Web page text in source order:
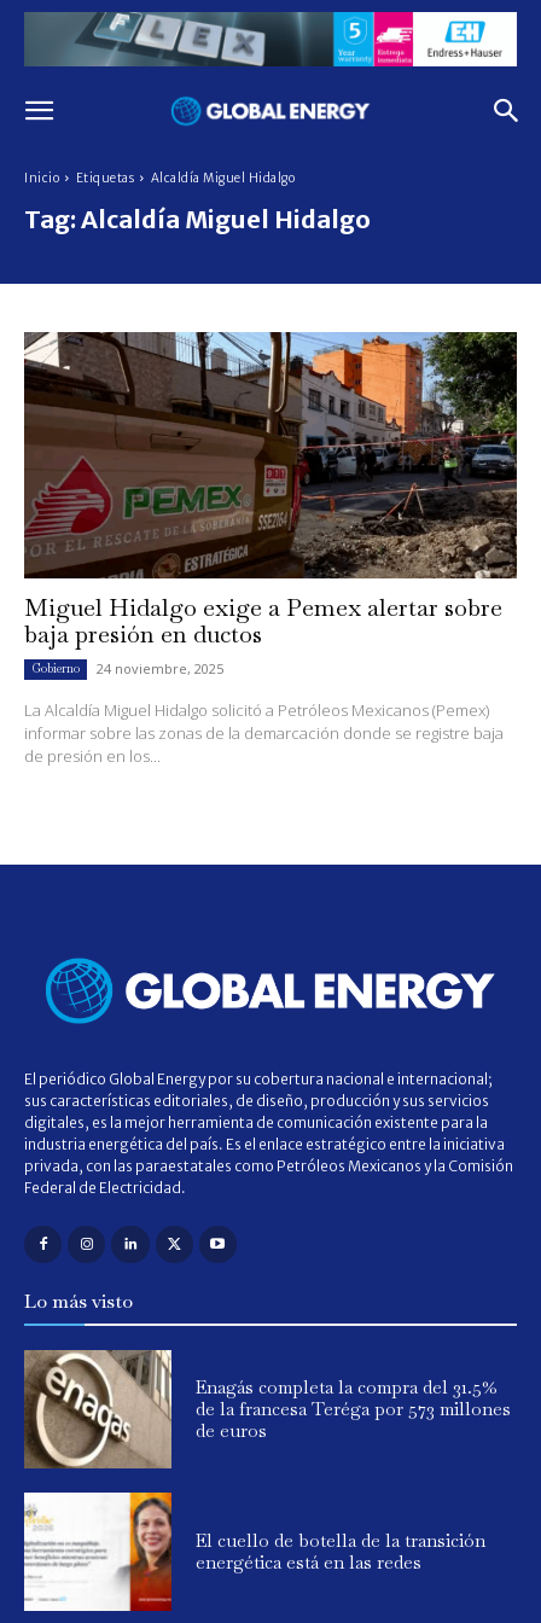
Inicio Etiquetas Alcaldía Miguel Hidalgo
Tag: Alcaldía Miguel Hidalgo
Miguel Hidalgo exige a Pemex alertar sobre
baja presión en ductos
Gobierno 24 noviembre, 2025
La Alcaldía Miguel Hidalgo solicitó a Petróleos Mexicanos (Pemex)
informar sobre las zonas de la demarcación donde se registre baja
de presión en los...
El periódico Global Energy por su cobertura nacional e internacional;
sus características editoriales, de diseño, producción y sus servicios
digitales, es la mejor herramienta de comunicación existente para la
industria energética del país. Es el enlace estratégico entre la iniciativa
privada, con las paraestatales como Petróleos Mexicanos y la Comisión
Federal de Electricidad.
Lo más visto
Enagás completa la compra del 31.5%
de la francesa Teréga por 573 millones
de euros
El cuello de botella de la transición
energética está en las redes